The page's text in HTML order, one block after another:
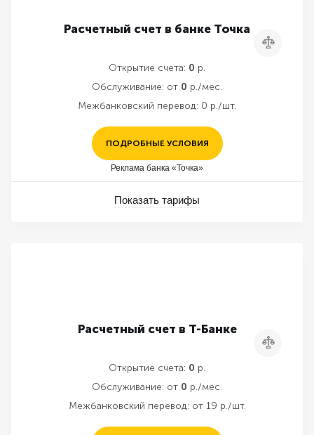
Расчетный счет в банке Точка
Сравнить
Открытие счета: 0 р.
Обслуживание: от 0 р./мес.
Межбанковский перевод: 0 р./шт.
ПОДРОБНЫЕ УСЛОВИЯ
Реклама банка «Точка»
Показать тарифы
Расчетный счет в Т-Банке
Сравнить
Открытие счета: 0 р.
Обслуживание: от 0 р./мес.
Межбанковский перевод: от 19 р./шт.